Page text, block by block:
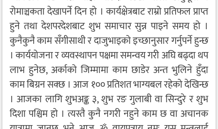
रोमाञ्चकता देखापर्ने दिन हो । कार्यक्षेत्रबाट राम्रो प्रतिफल प्राप्त
हुने तथा देशपरदेशबाट शुभ समाचार सुन्न पाइने समय हो ।
कुनैकुनै काम सँगीसाथी र दाजुभाइको इच्छानुसार गर्नुपर्ने हुन्छ
। कार्ययोजना र व्यवस्थापन पक्षमा समन्वय गरी अघि बढ्दा थप
लाभ हुनेछ, अर्काको जिम्मामा काम छाडेर अन्त भुलिने हुँदा
काम बिग्रन सक्छ । आज १०० प्रतिशत भाग्यबल रहेको देखिन्छ
। आजका लागि शुभअङ्क ३, शुभ रङ गुलाबी वा सिन्दुरे र शुभ
दिशा पश्चिम हो । त्यस्तै कुनै नगरी नहुने काम छ वा अचानक